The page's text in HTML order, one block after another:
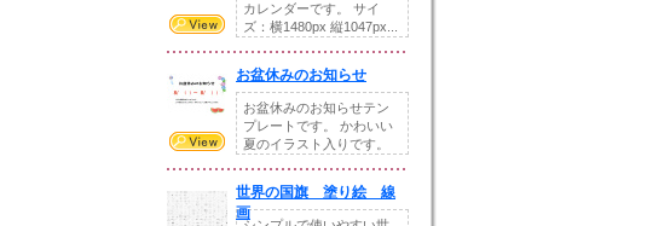
カレンダーです。 サイ
ズ：横1480px 縦1047px...
お盆休みのお知らせ
お盆休みのお知らせテン
プレートです。 かわいい
夏のイラスト入りです。
世界の国旗 塗り絵 線
画